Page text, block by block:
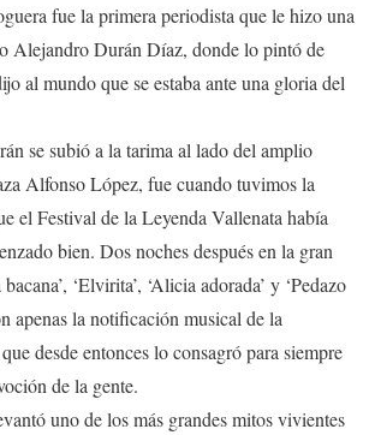
fue la primera periodista que le hizo una
Alejandro Durán Díaz, donde lo pintó de
al mundo que se estaba ante una gloria del
se subió a la tarima al lado del amplio
Alfonso López, fue cuando tuvimos la
el Festival de la Leyenda Vallenata había
bien. Dos noches después en la gran
‘Elvirita’, ‘Alicia adorada’ y ‘Pedazo
apenas la notificación musical de la
desde entonces lo consagró para siempre
de la gente.
uno de los más grandes mitos vivientes